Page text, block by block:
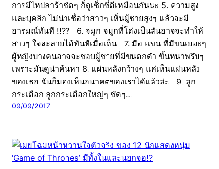
การมีไหปลาร้าชัดๆ ก็ดูเซ็กซี่ดีเหมือนกันนะ 5. ความสูง
และบุคลิก ไม่น่าเชื่อว่าสาวๆ เห็นผู้ชายสูงๆ แล้วจะมี
อารมณ์ทันที !!?? 6. จมูก จมูกที่โด่งเป็นสันอาจจะทำให้
สาวๆ ใจละลายได้ทันทีเมื่อเห็น 7. มือ แขน ที่มีขนเยอะๆ
ผู้หญิงบางคนอาจจะชอบผู้ชายที่มีขนดกดำ ขึ้นหนาพรึบๆ
เพราะมันดูน่าค้นหา 8. แผ่นหลังกว้างๆ แค่เห็นแผ่นหลัง
ของเธอ ฉันก็มองเห็นอนาคตของเราได้แล้วล่ะ 9. ลูก
กระเดือก ลูกกระเดือกใหญ่ๆ ชัดๆ…
09/09/2017